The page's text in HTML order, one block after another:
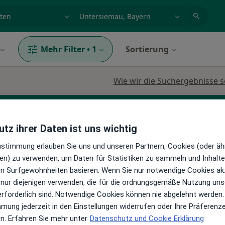
Mehr Filter • 1 Sortierung
Wie wir die Suchergebnisse
Heute
8 Aug
Morgen
9 Aug
Mo,
10 Aug
Di,
11 Aug
ihrer Daten ist uns wichtig
erlauben Sie uns und unseren Partnern, Cookies (oder
zu verwenden, um Daten für Statistiken zu sammeln und
Surfgewohnheiten basieren. Wenn Sie nur notwendige Cookies
diejenigen verwenden, die für die ordnungsgemäße Nutzung
sind. Notwendige Cookies können nie abgelehnt werden.
jederzeit in den Einstellungen widerrufen oder Ihre
Erfahren Sie mehr unter Datenschutz und Cookie Erklärung